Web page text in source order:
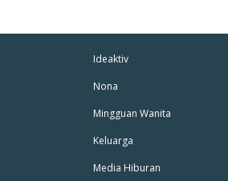
Ideaktiv
Nona
Mingguan Wanita
Keluarga
Media Hiburan